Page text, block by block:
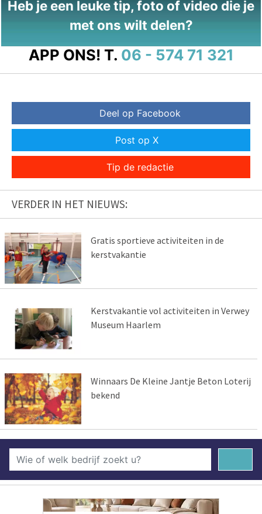
Heb je een leuke tip, foto of video die je
met ons wilt delen?
APP ONS! T. 06 - 574 71 321
Deel op Facebook
Post op X
Tip de redactie
VERDER IN HET NIEUWS:
Gratis sportieve activiteiten in de
kerstvakantie
Kerstvakantie vol activiteiten in Verwey
Museum Haarlem
Winnaars De Kleine Jantje Beton Loterij
bekend